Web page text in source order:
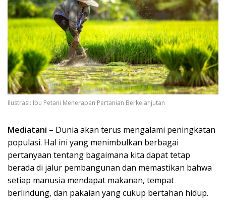
Ilustrasi: Ibu Petani Menerapan Pertanian Berkelanjutan
Mediatani – Dunia akan terus mengalami peningkatan
populasi. Hal ini yang menimbulkan berbagai
pertanyaan tentang bagaimana kita dapat tetap
berada di jalur pembangunan dan memastikan bahwa
setiap manusia mendapat makanan, tempat
berlindung, dan pakaian yang cukup bertahan hidup.